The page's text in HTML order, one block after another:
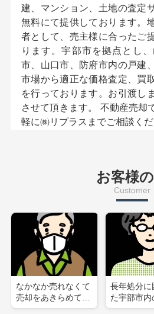
建、マンション、土地の査定
無料にて提供しております。
者として、売主様に合ったご
ります。宇部市を拠点とし
市、山口市、防府市内の戸建
市場から適正な価格査定、買
を行っております。お引渡し
させて頂きます。 不動産売却
軽に㈱リプラスまでご相談くだ
お客様
Customer
なかなか売れなくて
売却をあきらめてい
たが、リプラスに相
長年処分に
た宇部市内
た不動産を